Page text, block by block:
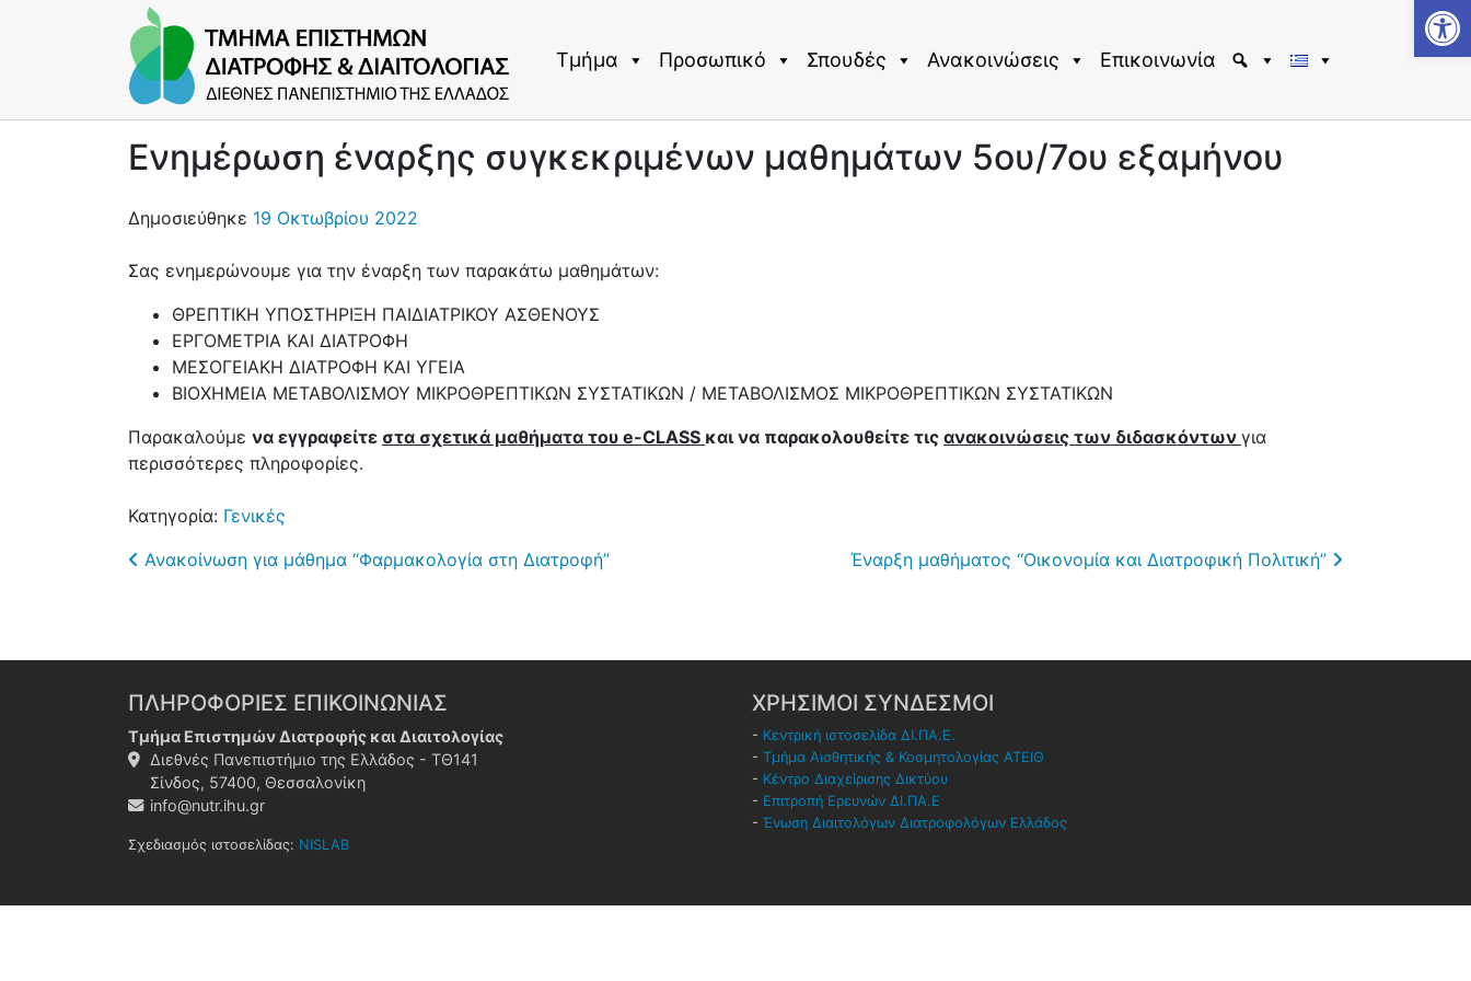
Τμήμα Προσωπικό Σπουδές Ανακοινώσεις Επικοινωνία
Ενημέρωση έναρξης συγκεκριμένων μαθημάτων 5oυ/7ου εξαμήνου
Δημοσιεύθηκε 19 Οκτωβρίου 2022
Σας ενημερώνουμε για την έναρξη των παρακάτω μαθημάτων:
ΘΡΕΠΤΙΚΗ ΥΠΟΣΤΗΡΙΞΗ ΠΑΙΔΙΑΤΡΙΚΟΥ ΑΣΘΕΝΟΥΣ
ΕΡΓΟΜΕΤΡΙΑ ΚΑΙ ΔΙΑΤΡΟΦΗ
ΜΕΣΟΓΕΙΑΚΗ ΔΙΑΤΡΟΦΗ ΚΑΙ ΥΓΕΙΑ
ΒΙΟΧΗΜΕΙΑ ΜΕΤΑΒΟΛΙΣΜΟΥ ΜΙΚΡΟΘΡΕΠΤΙΚΩΝ ΣΥΣΤΑΤΙΚΩΝ / ΜΕΤΑΒΟΛΙΣΜΟΣ ΜΙΚΡΟΘΡΕΠΤΙΚΩΝ ΣΥΣΤΑΤΙΚΩΝ
Παρακαλούμε να εγγραφείτε στα σχετικά μαθήματα του e-CLASS και να παρακολουθείτε τις ανακοινώσεις των διδασκόντων για
περισσότερες πληροφορίες.
Κατηγορία: Γενικές
Post navigation
Ανακοίνωση για μάθημα “Φαρμακολογία στη Διατροφή” Έναρξη μαθήματος “Οικονομία και Διατροφική Πολιτική”
ΠΛΗΡΟΦΟΡΙΕΣ ΕΠΙΚΟΙΝΩΝΙΑΣ
Τμήμα Επιστημών Διατροφής και Διαιτολογίας
Διεθνές Πανεπιστήμιο της Ελλάδος - ΤΘ141
Σίνδος, 57400, Θεσσαλονίκη
info@nutr.ihu.gr
Σχεδιασμός ιστοσελίδας: NISLAB
ΧΡΗΣΙΜΟΙ ΣΥΝΔΕΣΜΟΙ
- Κεντρική ιστοσελίδα ΔΙ.ΠΑ.Ε.
- Τμήμα Αισθητικής & Κοσμητολογίας ΑΤΕΙΘ
- Κέντρο Διαχείρισης Δικτύου
- Επιτροπή Ερευνών ΔΙ.ΠΑ.Ε
- Ένωση Διαιτολόγων Διατροφολόγων Ελλάδος